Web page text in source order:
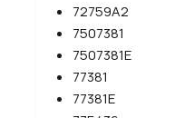
72759A2
7507381
7507381E
77381
77381E